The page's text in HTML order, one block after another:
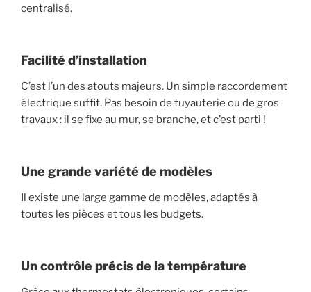
centralisé.
Facilité d’installation
C’est l’un des atouts majeurs. Un simple raccordement
électrique suffit. Pas besoin de tuyauterie ou de gros
travaux : il se fixe au mur, se branche, et c’est parti !
Une grande variété de modèles
Il existe une large gamme de modèles, adaptés à
toutes les pièces et tous les budgets.
Un contrôle précis de la température